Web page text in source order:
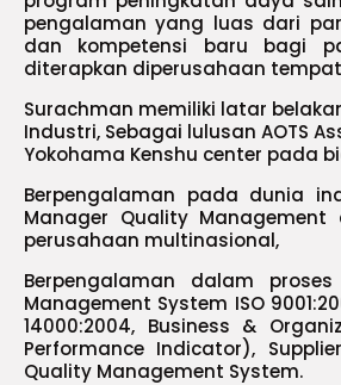
pengalaman yang luas dari
dan kompetensi baru bagi
diterapkan diperusahaan
Surachman memiliki latar
Industri, Sebagai lulusan AOTS
Yokohama Kenshu center pada
Berpengalaman pada dunia
Manager Quality
perusahaan multinasional,
Berpengalaman dalam
Management System ISO
14000:2004, Business &
Performance Indicator),
Quality Management System.